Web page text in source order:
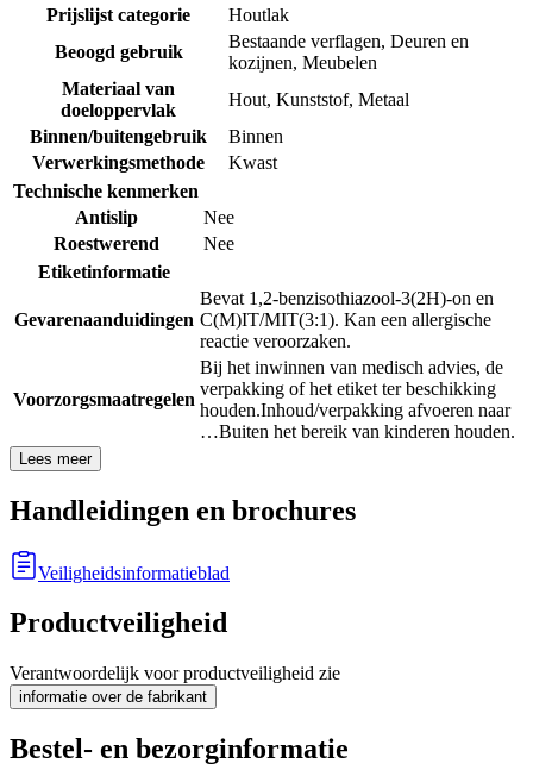
Prijslijst categorie
Houtlak
Beoogd gebruik
Bestaande verflagen, Deuren en
kozijnen, Meubelen
Materiaal van
doeloppervlak
Hout, Kunststof, Metaal
Binnen/buitengebruik
Binnen
Verwerkingsmethode
Kwast
Technische kenmerken
Antislip
Nee
Roestwerend
Nee
Etiketinformatie
Gevarenaanduidingen
Bevat 1,2-benzisothiazool-3(2H)-on en
C(M)IT/MIT(3:1). Kan een allergische
reactie veroorzaken.
Voorzorgsmaatregelen
Bij het inwinnen van medisch advies, de
verpakking of het etiket ter beschikking
houden.Inhoud/verpakking afvoeren naar
…Buiten het bereik van kinderen houden.
Lees meer
Handleidingen en brochures
Veiligheidsinformatieblad
Productveiligheid
Verantwoordelijk voor productveiligheid zie
informatie over de fabrikant
Bestel- en bezorginformatie